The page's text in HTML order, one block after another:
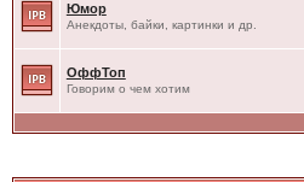
Юмор
Анекдоты, байки, картинки и др.
ОффТоп
Говорим о чем хотим